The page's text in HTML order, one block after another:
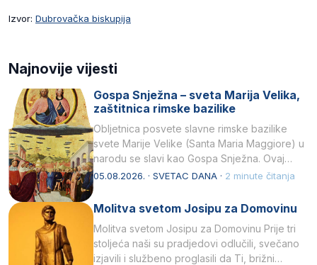
Izvor: Dubrovačka biskupija
Najnovije vijesti
Gospa Snježna – sveta Marija Velika,
zaštitnica rimske bazilike
Obljetnica posvete slavne rimske bazilike
svete Marije Velike (Santa Maria Maggiore) u
narodu se slavi kao Gospa Snježna. Ovaj
naziv, Sancta Maria…
05.08.2026. · SVETAC DANA · 2 minute čitanja
Molitva svetom Josipu za Domovinu
Molitva svetom Josipu za Domovinu Prije tri
stoljeća naši su pradjedovi odlučili, svečano
izjavili i službeno proglasili da Ti, brižni